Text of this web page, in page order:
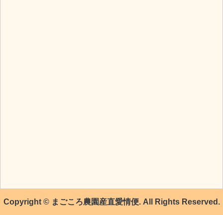
Copyright © まごころ農園産直愛情便. All Rights Reserved.